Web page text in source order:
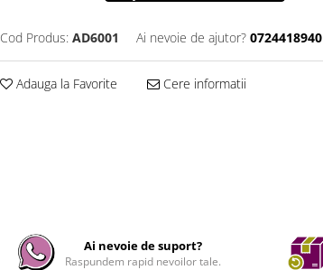
Cod Produs: AD6001 Ai nevoie de ajutor? 0724418940
Adauga la Favorite Cere informatii
Ai nevoie de suport?
Raspundem rapid nevoilor tale.